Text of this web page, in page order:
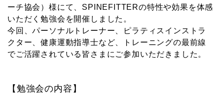
ーチ協会）様にて、SPINEFITTERの特性や効果を体感
いただく勉強会を開催しました。
今回、パーソナルトレーナー、ピラティスインストラ
クター、健康運動指導士など、トレーニングの最前線
でご活躍されている皆さまにご参加いただきました。
【勉強会の内容】